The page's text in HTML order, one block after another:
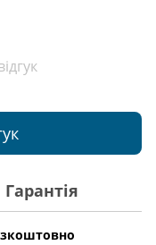
Гарантія